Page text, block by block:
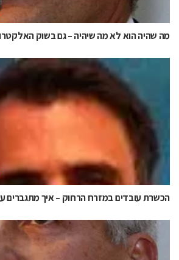
מה שהיה הוא לא מה שיהיה – גם בשוק
הכשרת עובדים במזרח הרחוק – איך מתגברים